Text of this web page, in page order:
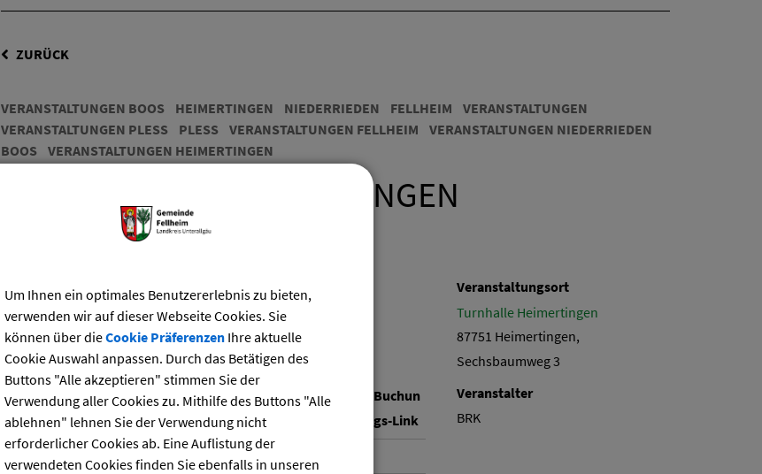
ZURÜCK
VERANSTALTUNGEN BOOS HEIMERTINGEN NIEDERRIEDEN FELLHEIM
VERANSTALTUNGEN
VERANSTALTUNGEN PLESS
PLESS VERANSTALTUNGEN FELLHEIM
VERANSTALTUNGEN NIEDERRIEDEN
BOOS
VERANSTALTUNGEN HEIMERTINGEN
BLUTSPENDEN HEIMERTINGEN
DIENSTAG, 23.9.2025, 16:30 UHR
TERMINE
Datum Uhrzeit
Buchun
gs-Link
24.09.2026 16:30‐ 20:00Uhr
Veranstaltungsort
Turnhalle Heimertingen
87751 Heimertingen,
Sechsbaumweg 3
Veranstalter
BRK
Um Ihnen ein optimales Benutzererlebnis zu bieten,
verwenden wir auf dieser Webseite Cookies. Sie
können über dieCookie PräferenzenIhre aktuelle
Cookie Auswahl anpassen. Durch das Betätigen des
Buttons "Alle akzeptieren" stimmen Sie der
Verwendung aller Cookies zu. Mithilfe des Buttons "Alle
ablehnen" lehnen Sie der Verwendung nicht
erforderlicher Cookies ab. Eine Auflistung der
verwendeten Cookies finden Sie ebenfalls in unseren